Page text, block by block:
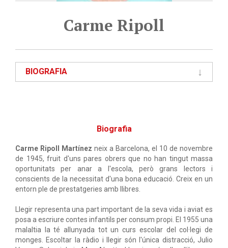
Carme Ripoll
BIOGRAFIA
Biografia
Carme Ripoll Martínez neix a Barcelona, el 10 de novembre
de 1945, fruit d'uns pares obrers que no han tingut massa
oportunitats per anar a l'escola, però grans lectors i
conscients de la necessitat d'una bona educació. Creix en un
entorn ple de prestatgeries amb llibres.
Llegir representa una part important de la seva vida i aviat es
posa a escriure contes infantils per consum propi. El 1955 una
malaltia la té allunyada tot un curs escolar del col·legi de
monges. Escoltar la ràdio i llegir són l'única distracció, Julio